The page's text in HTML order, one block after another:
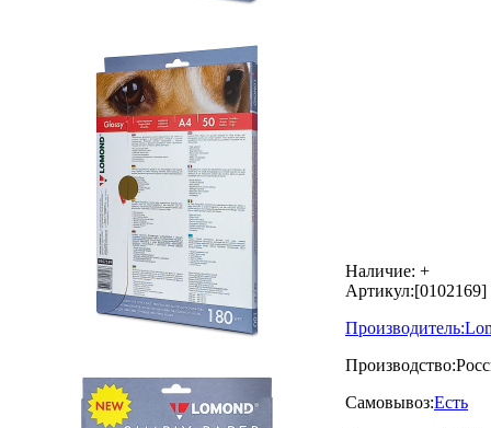
Наличие: +
Артикул:[0102169]
Производитель:
Производство:
Самовывоз:Есть